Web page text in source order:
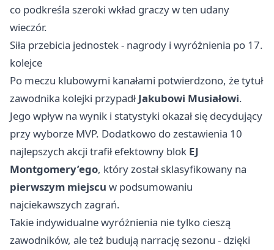
co podkreśla szeroki wkład graczy w ten udany
wieczór.
Siła przebicia jednostek - nagrody i wyróżnienia po 17.
kolejce
Po meczu klubowymi kanałami potwierdzono, że tytuł
zawodnika kolejki przypadłJakubowi Musiałowi.
Jego wpływ na wynik i statystyki okazał się decydujący
przy wyborze MVP. Dodatkowo do zestawienia 10
najlepszych akcji trafił efektowny blok EJ
Montgomery’ego, który został sklasyfikowany na
pierwszym miejscu w podsumowaniu
najciekawszych zagrań.
Takie indywidualne wyróżnienia nie tylko cieszą
zawodników, ale też budują narrację sezonu - dzięki